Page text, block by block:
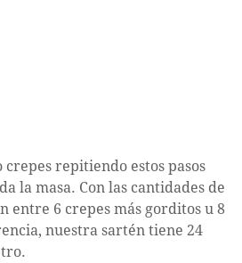
repitiendo estos pasos
la masa. Con las cantidades de
entre 6 crepes más gorditos u 8
nuestra sartén tiene 24